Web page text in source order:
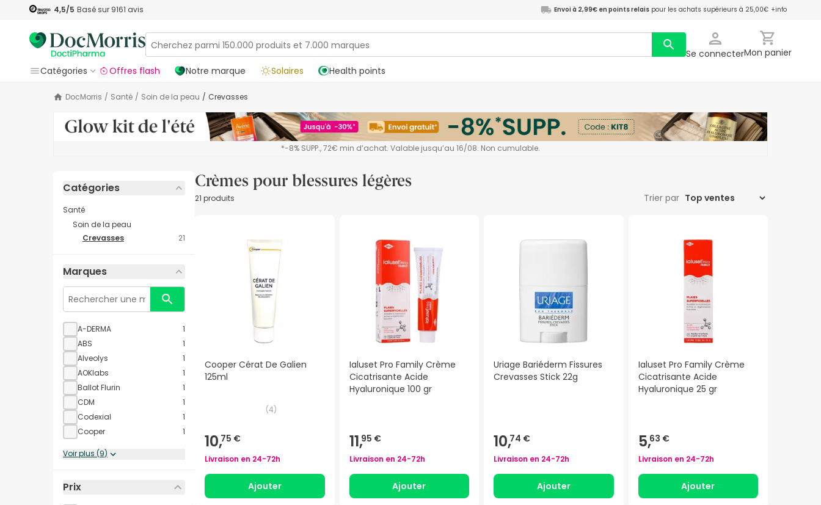
4,5/5 Basé sur 9161 avis Envoi à 2,99€ en points relais pour les achats supérieurs à 25,00€ +info
Se connecterMon panier
Catégories
Offres flash Notre marque Solaires Health points
DocMorris / Santé / Soin de la peau / Crevasses
*-8% SUPP., 72€ min d’achat. Valable jusqu’au 16/08. Non cumulable.
Catégories
Santé
Soin de la peau
Crevasses
21
Marques
A-DERMA
1
ABS
1
Alveolys
1
AOKlabs
1
Ballot Flurin
1
CDM
1
Codexial
1
Cooper
1
Voir plus (9)
Prix
Crèmes pour blessures légères
21 produits Trier par
Cooper Cérat De Galien
125ml
(4)
10,75 €
Livraison en 24-72h
Ajouter
Ialuset Pro Family Crème
Cicatrisante Acide
Hyaluronique 100 gr
11,95 €
Livraison en 24-72h
Ajouter
Uriage Bariéderm Fissures
Crevasses Stick 22g
10,74 €
Livraison en 24-72h
Ajouter
Ialuset Pro Family Crème
Cicatrisante Acide
Hyaluronique 25 gr
5,63 €
Livraison en 24-72h
Ajouter